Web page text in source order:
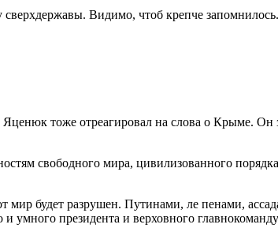
сверхдержавы. Видимо, чтоб крепче запомнилось.
тоже отреагировал на слова о Крыме. Он
свободного мира, цивилизованного
будет разрушен. Путинами, ле пенами,
президента и верховного